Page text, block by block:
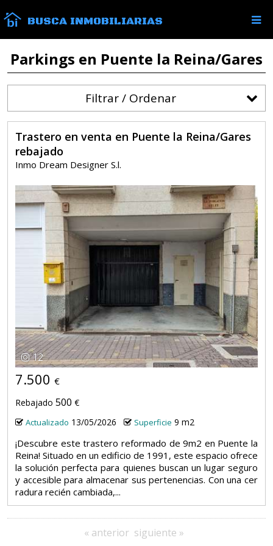
BUSCA INMOBILIARIAS
Parkings en Puente la Reina/Gares
Filtrar / Ordenar
Trastero en venta en Puente la Reina/Gares
rebajado
Inmo Dream Designer S.l.
12
7.500 €
Rebajado 500 €
Actualizado 13/05/2026 Superficie 9 m2
¡Descubre este trastero reformado de 9m2 en Puente la
Reina! Situado en un edificio de 1991, este espacio ofrece
la solución perfecta para quienes buscan un lugar seguro
y accesible para almacenar sus pertenencias. Con una cer
radura recién cambiada,...
« anterior siguiente »